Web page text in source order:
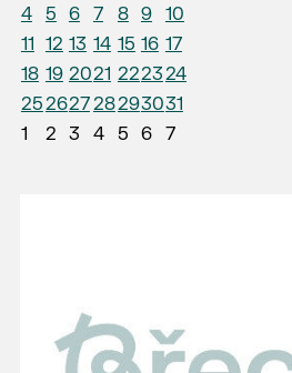
4
5 6 7 8 9
10
11 12 13 14 15 16 17
18 19 2021 222324
25262728293031
1
2 3 4 5 6 7